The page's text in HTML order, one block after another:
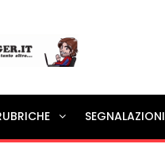
di blog | SEGNALAZIONI